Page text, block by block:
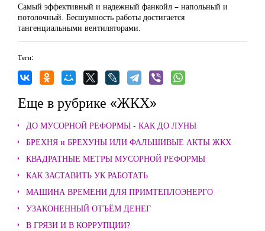
Самый эффективный и надежный фанкойл – напольный и
потолочный. Бесшумность работы достигается
тангенциальными вентиляторами.
Теги:
Еще в рубрике «ЖКХ»
ДО МУСОРНОЙ РЕФОРМЫ - КАК ДО ЛУНЫ
БРЕХНЯ и БРЕХУНЫ ИЛИ ФАЛЬШИВЫЕ АКТЫ ЖКХ
КВАДРАТНЫЕ МЕТРЫ МУСОРНОЙ РЕФОРМЫ
КАК ЗАСТАВИТЬ УК РАБОТАТЬ
МАШИНА ВРЕМЕНИ ДЛЯ ПРИМТЕПЛОЭНЕРГО
УЗАКОНЕННЫЙ ОТЪЁМ ДЕНЕГ
В ГРЯЗИ И В КОРРУПЦИИ?